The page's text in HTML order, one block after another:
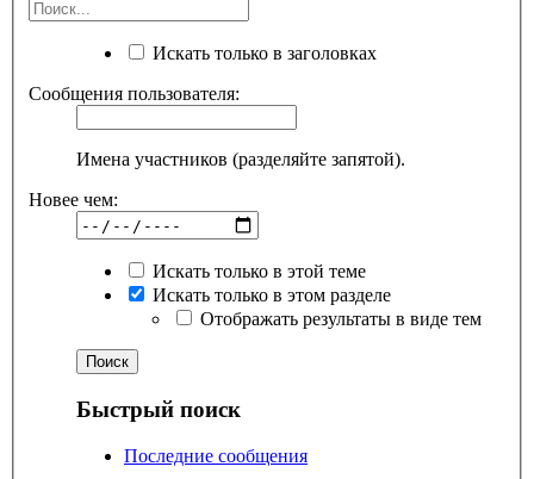
Искать только в заголовках
Сообщения пользователя:
Имена участников (разделяйте запятой).
Новее чем:
Искать только в этой теме
Искать только в этом разделе
Отображать результаты в виде тем
Быстрый поиск
Последние сообщения